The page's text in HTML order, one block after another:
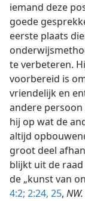
iemand deze
goede
eerste plaats
te verbeteren.
voorbereid is
vriendelijk en
andere
hij op wat de
altijd
groot deel
blijkt uit de
de „kunst van
4:2; 2:24, 25, NW.